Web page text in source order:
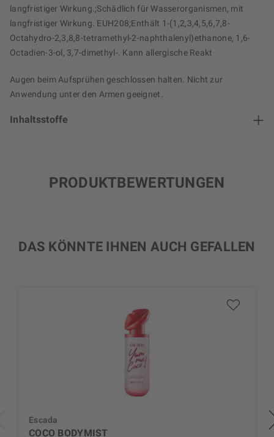
langfristiger Wirkung.;Schädlich für Wasserorganismen, mit
langfristiger Wirkung. EUH208;Enthält 1-(1,2,3,4,5,6,7,8-
Octahydro-2,3,8,8-tetramethyl-2-naphthalenyl)ethanone, 1,6-
Octadien-3-ol, 3,7-dimethyl-. Kann allergische Reakt
Augen beim Aufsprühen geschlossen halten. Nicht zur
Anwendung unter den Armen geeignet.
Inhaltsstoffe
PRODUKTBEWERTUNGEN
DAS KÖNNTE IHNEN AUCH GEFALLEN
Escada
COCO BODYMIST